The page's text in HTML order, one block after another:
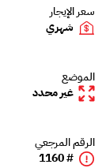
سعر الإيجار
شهري
الموضع
غير محدد
الرقم المرجعي
# 1160